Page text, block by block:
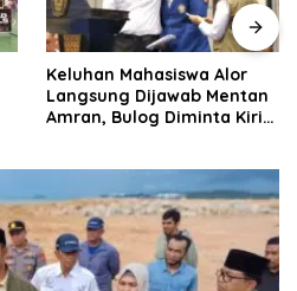
Keluhan Mahasiswa Alor
Langsung Dijawab Mentan
Amran, Bulog Diminta Kirim